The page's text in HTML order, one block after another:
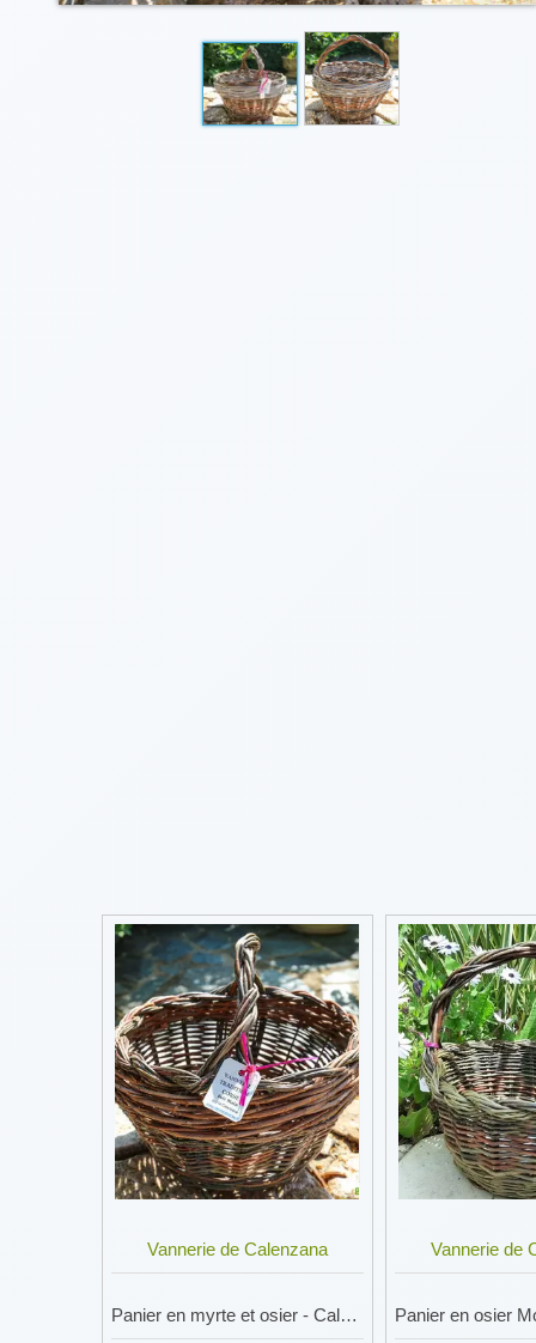
Vannerie de Calenzana
Panier en myrte et osier - Calenzana
Vannerie de